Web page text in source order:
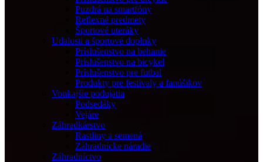
Puzdrá na smartfóny
Reflexné predmety
Športové uteráky
Udalosti a športové doplnky
Príslušenstvo na behanie
Príslušenstvo na bicykel
Príslušenstvo pre futbal
Produkty pre festivaly a fanúšikov
Vonkajšie podujatia
Podsedáky
Vejáre
Záhradkárstvo
Rastliny a semená
Záhradnícke náradie
Záhradníctvo